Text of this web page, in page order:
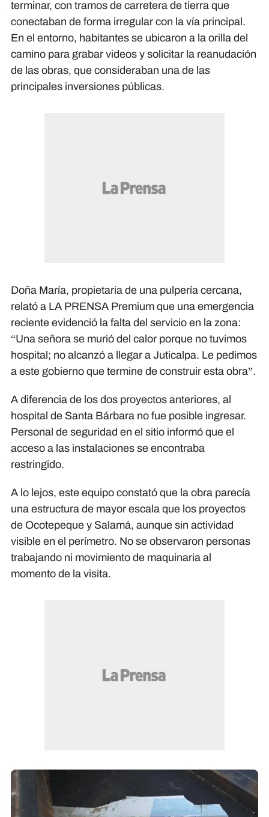
terminar, con tramos de carretera de tierra que
conectaban de forma irregular con la vía principal.
En el entorno, habitantes se ubicaron a la orilla del
camino para grabar videos y solicitar la reanudación
de las obras, que consideraban una de las
principales inversiones públicas.
Doña María, propietaria de una pulpería cercana,
relató a LA PRENSA Premium que una emergencia
reciente evidenció la falta del servicio en la zona:
“Una señora se murió del calor porque no tuvimos
hospital; no alcanzó a llegar a Juticalpa. Le pedimos
a este gobierno que termine de construir esta obra”.
A diferencia de los dos proyectos anteriores, al
hospital de Santa Bárbara no fue posible ingresar.
Personal de seguridad en el sitio informó que el
acceso a las instalaciones se encontraba
restringido.
A lo lejos, este equipo constató que la obra parecía
una estructura de mayor escala que los proyectos
de Ocotepeque y Salamá, aunque sin actividad
visible en el perímetro. No se observaron personas
trabajando ni movimiento de maquinaria al
momento de la visita.